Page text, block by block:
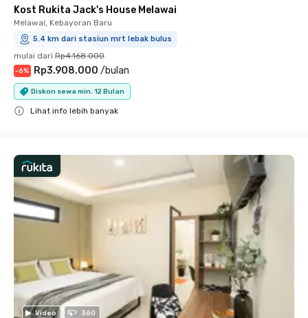
Kost Rukita Jack's House Melawai
Melawai, Kebayoran Baru
5.4 km dari stasiun mrt lebak bulus
mulai dari Rp4.168.000
-6% Rp3.908.000 /bulan
Diskon sewa min. 12 Bulan
Lihat info lebih banyak
Video 360